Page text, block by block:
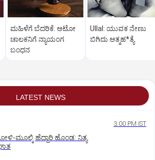
ಮಹಿಳೆಗೆ ಬೆದರಿಕೆ: ಆಟೋ
ಚಾಲಕನಿಗೆ ನ್ಯಾಯಂಗ
ಬಂಧನ
Ullal: ಯುವಕ ನೇಣು
ಬಿಗಿದು ಆತ್ಮಹ*ತ್ಯೆ
LATEST NEWS
3:00 PM IST
ಮೂಲ್ಕಿ ಹೆದ್ದಾರಿ ಹೊಂಡ: ನಿತ್ಯ